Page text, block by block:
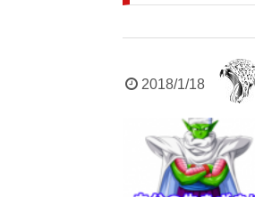
2018/1/18